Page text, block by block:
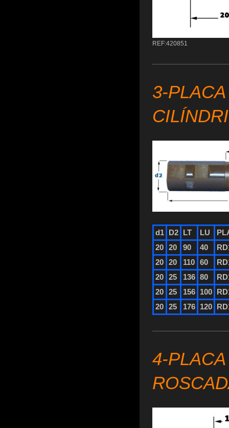
REF:420851
3-
d1 D2 LT LU
20
20 90 40
20
20 110 60
20
25 136 80
20
25 156 100
20
25 176 120
4-